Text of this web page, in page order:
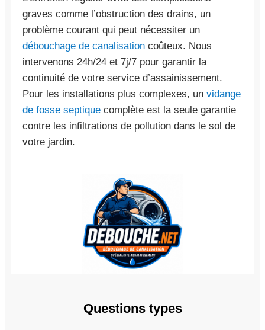
graves comme l’obstruction des drains, un
problème courant qui peut nécessiter un
débouchage de canalisation coûteux. Nous
intervenons 24h/24 et 7j/7 pour garantir la
continuité de votre service d’assainissement.
Pour les installations plus complexes, un vidange
de fosse septique complète est la seule garantie
contre les infiltrations de pollution dans le sol de
votre jardin.
Questions types